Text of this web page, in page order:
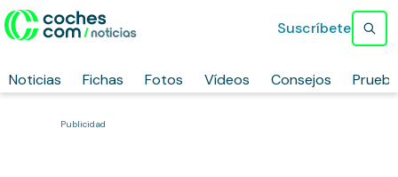
Noticias Fichas Fotos Vídeos Consejos
Suscríbete
Publicidad